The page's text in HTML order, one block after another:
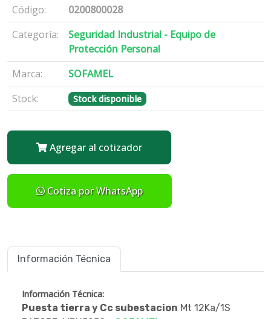
Código:
0200800028
Categoría:
Seguridad Industrial - Equipo de
Protección Personal
Marca:
SOFAMEL
Stock:
Stock disponible
Agregar al cotizador
Cotiza por WhatsApp
Información Técnica
Información Técnica:
Puesta tierra y Cc subestacion Mt 12Ka/1S